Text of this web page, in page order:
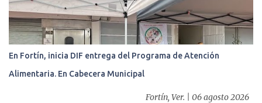
se cuenta con endoscopios de última tecnología que permiten
diagnósticos con mayor certeza y sin dolor para el paciente, a
través de la atención de un equipo de profesionales
multidisciplinario: tres endoscopistas, anestesiólogo y personal
auxiliar y de enfermería. En esta semana, se realizó un nuevo caso
de éxito, pues a través de la colocación de un stent metálico
esofágico, una derechohabiente con un tumor en el ...
En Fortín, inicia DIF entrega del Programa de Atención
Alimentaria. En Cabecera Municipal
Fortín, Ver. | 06 agosto 2026